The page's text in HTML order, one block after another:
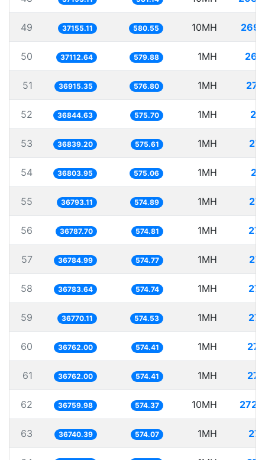
49 37155.11 580.55 10MH
50 37112.64 579.88 1MH
51 36915.35 576.80 1MH
52 36844.63 575.70 1MH
53 36839.20 575.61 1MH
54 36803.95 575.06 1MH
55 36793.11 574.89 1MH
56 36787.70 574.81 1MH
57 36784.99 574.77 1MH
58 36783.64 574.74 1MH
59 36770.11 574.53 1MH
60 36762.00 574.41 1MH
61 36762.00 574.41 1MH
62 36759.98 574.37 10MH
63 36740.39 574.07 1MH